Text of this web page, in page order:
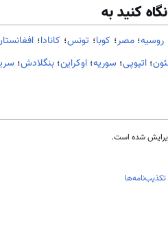
کنید به
روسیه؛مصر؛ کوبا؛ تونس؛ کانادا؛
؛ اتیوپی؛ سوریه؛ اوکراین؛ بنگلادش؛
تکذیب‌نامه‌ها